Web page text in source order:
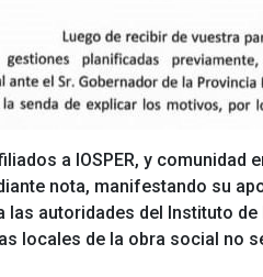
a IOSPER, y comunidad
nota, manifestando su
las autoridades del Instituto
locales de la obra social no